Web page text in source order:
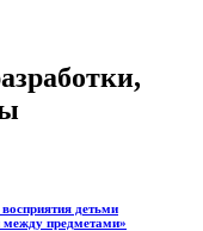
детьми
между предметами»